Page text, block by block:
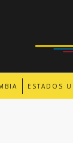
ESTADOS